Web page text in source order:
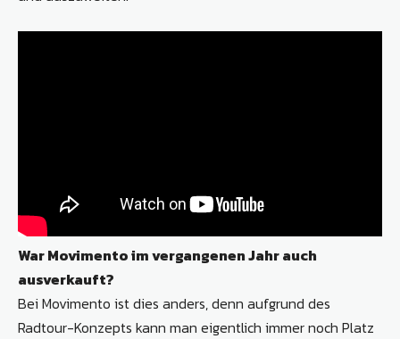
War Movimento im vergangenen Jahr auch
ausverkauft?
Bei Movimento ist dies anders, denn aufgrund des
Radtour-Konzepts kann man eigentlich immer noch Platz